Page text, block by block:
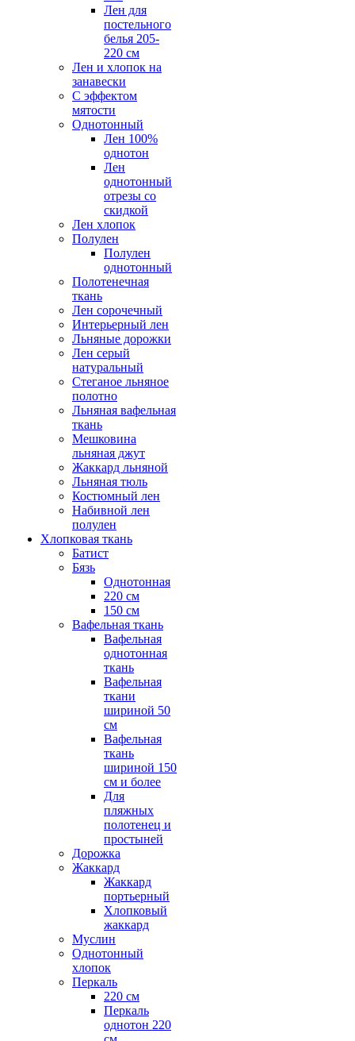
Лен для
постельного
белья 205-
220 см
Лен и хлопок на
занавески
С эффектом
мятости
Однотонный
Лен 100%
однотон
Лен
однотонный
отрезы со
скидкой
Лен хлопок
Полулен
Полулен
однотонный
Полотенечная
ткань
Лен сорочечный
Интерьерный лен
Льняные дорожки
Лен серый
натуральный
Стеганое льняное
полотно
Льняная вафельная
ткань
Мешковина
льняная джут
Жаккард льняной
Льняная тюль
Костюмный лен
Набивной лен
полулен
Хлопковая ткань
Батист
Бязь
Однотонная
220 см
150 см
Вафельная ткань
Вафельная
однотонная
ткань
Вафельная
ткани
шириной 50
см
Вафельная
ткань
шириной 150
см и более
Для
пляжных
полотенец и
простыней
Дорожка
Жаккард
Жаккард
портьерный
Хлопковый
жаккард
Муслин
Однотонный
хлопок
Перкаль
220 см
Перкаль
однотон 220